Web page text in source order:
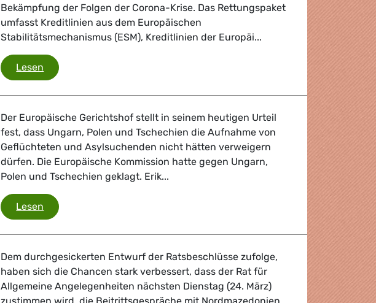
Bekämpfung der Folgen der Corona-Krise. Das Rettungspaket
umfasst Kreditlinien aus dem Europäischen
Stabilitätsmechanismus (ESM), Kreditlinien der Europäi...
Lesen Minister einigen sich auf Rettungspaket - jetzt geht es um
Der Europäische Gerichtshof stellt in seinem heutigen Urteil
fest, dass Ungarn, Polen und Tschechien die Aufnahme von
Geflüchteten und Asylsuchenden nicht hätten verweigern
dürfen. Die Europäische Kommission hatte gegen Ungarn,
Polen und Tschechien geklagt. Erik...
Lesen Europäischer Gerichtshof: Weigerung, Geflüchtete aufzunehmen,
Dem durchgesickerten Entwurf der Ratsbeschlüsse zufolge,
haben sich die Chancen stark verbessert, dass der Rat für
Allgemeine Angelegenheiten nächsten Dienstag (24. März)
zustimmen wird, die Beitrittsgespräche mit Nordmazedonien